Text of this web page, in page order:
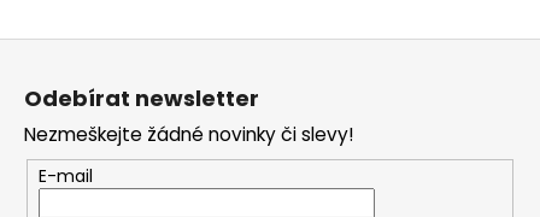
Z
Odebírat newsletter
Nezmeškejte žádné novinky či slevy!
E-mail